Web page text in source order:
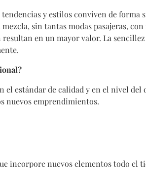
y estilos conviven de forma
sin tantas modas pasajeras,
en un mayor valor. La
estándar de calidad y en el nivel del
nuevos emprendimientos.
incorpore nuevos elementos todo el